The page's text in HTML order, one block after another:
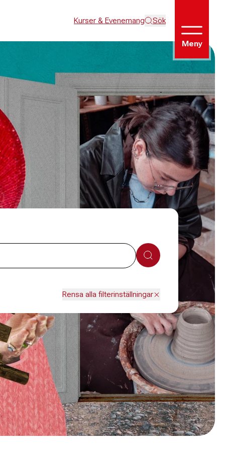
Kurser & Evenemang Sök
Meny
Sök
Rensa alla filterinställningar